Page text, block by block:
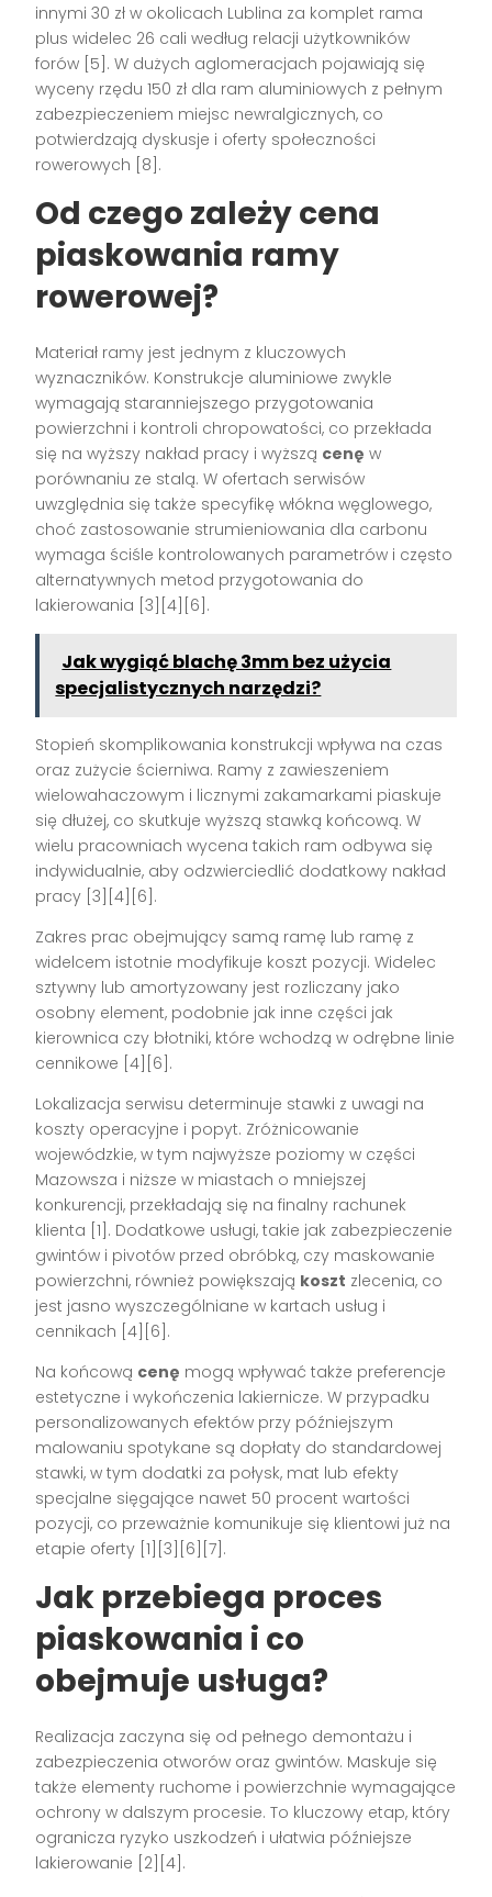
innymi 30 zł w okolicach Lublina za komplet rama
plus widelec 26 cali według relacji użytkowników
forów [5]. W dużych aglomeracjach pojawiają się
wyceny rzędu 150 zł dla ram aluminiowych z pełnym
zabezpieczeniem miejsc newralgicznych, co
potwierdzają dyskusje i oferty społeczności
rowerowych [8].
Od czego zależy cena
piaskowania ramy
rowerowej?
Materiał ramy jest jednym z kluczowych
wyznaczników. Konstrukcje aluminiowe zwykle
wymagają staranniejszego przygotowania
powierzchni i kontroli chropowatości, co przekłada
się na wyższy nakład pracy i wyższą cenę w
porównaniu ze stalą. W ofertach serwisów
uwzględnia się także specyfikę włókna węglowego,
choć zastosowanie strumieniowania dla carbonu
wymaga ściśle kontrolowanych parametrów i często
alternatywnych metod przygotowania do
lakierowania [3][4][6].
Jak wygiąć blachę 3mm bez użycia
specjalistycznych narzędzi?
Stopień skomplikowania konstrukcji wpływa na czas
oraz zużycie ścierniwa. Ramy z zawieszeniem
wielowahaczowym i licznymi zakamarkami piaskuje
się dłużej, co skutkuje wyższą stawką końcową. W
wielu pracowniach wycena takich ram odbywa się
indywidualnie, aby odzwierciedlić dodatkowy nakład
pracy [3][4][6].
Zakres prac obejmujący samą ramę lub ramę z
widelcem istotnie modyfikuje koszt pozycji. Widelec
sztywny lub amortyzowany jest rozliczany jako
osobny element, podobnie jak inne części jak
kierownica czy błotniki, które wchodzą w odrębne linie
cennikowe [4][6].
Lokalizacja serwisu determinuje stawki z uwagi na
koszty operacyjne i popyt. Zróżnicowanie
wojewódzkie, w tym najwyższe poziomy w części
Mazowsza i niższe w miastach o mniejszej
konkurencji, przekładają się na finalny rachunek
klienta [1]. Dodatkowe usługi, takie jak zabezpieczenie
gwintów i pivotów przed obróbką, czy maskowanie
powierzchni, również powiększają koszt zlecenia, co
jest jasno wyszczególniane w kartach usług i
cennikach [4][6].
Na końcową cenę mogą wpływać także preferencje
estetyczne i wykończenia lakiernicze. W przypadku
personalizowanych efektów przy późniejszym
malowaniu spotykane są dopłaty do standardowej
stawki, w tym dodatki za połysk, mat lub efekty
specjalne sięgające nawet 50 procent wartości
pozycji, co przeważnie komunikuje się klientowi już na
etapie oferty [1][3][6][7].
Jak przebiega proces
piaskowania i co
obejmuje usługa?
Realizacja zaczyna się od pełnego demontażu i
zabezpieczenia otworów oraz gwintów. Maskuje się
także elementy ruchome i powierzchnie wymagające
ochrony w dalszym procesie. To kluczowy etap, który
ogranicza ryzyko uszkodzeń i ułatwia późniejsze
lakierowanie [2][4].